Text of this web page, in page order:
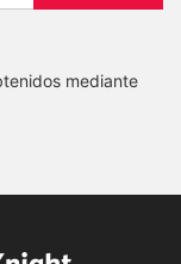
mediante